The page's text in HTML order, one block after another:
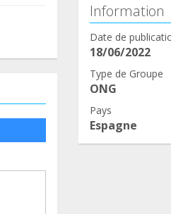
Information
Date de
18/06/2022
Type de Groupe
ONG
Pays
Espagne